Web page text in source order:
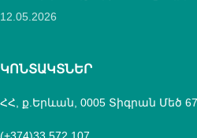
12.05.2026
ԿՈՆՏԱԿՏՆԵՐ
ՀՀ, ք.Երևան, 0005 Տիգրան Մեծ 67